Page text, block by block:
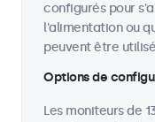
configurés pour
l'alimentation ou
peuvent être
Options de
Les moniteurs de